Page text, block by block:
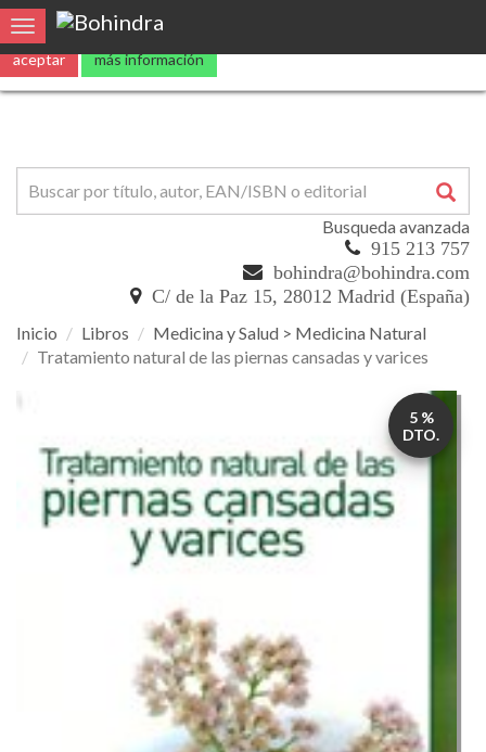
Utilizamoscookies propias y de terceros para mejorar nuestros
aceptar más información
Toggle navigation
Busqueda avanzada
915 213 757
bohindra@bohindra.com
C/ de la Paz 15, 28012 Madrid (España)
Inicio Libros
Medicina y Salud > Medicina Natural
Tratamiento natural de las piernas cansadas y varices
Tratamiento
de
las
piernas
cansadas
5 %
DTO.